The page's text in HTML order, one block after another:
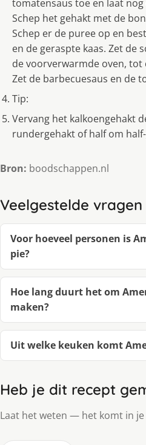
tomatensaus toe en laat
Schep het gehakt met de
Schep er de puree op en
en de geraspte kaas. Zet de
de voorverwarmde oven,
Zet de barbecuesaus en de
Tip:
Vervang het kalkoengehakt
rundergehakt of half om
Bron: boodschappen.nl
Veelgestelde vragen
Voor hoeveel personen is
pie?
Hoe lang duurt het om
maken?
Uit welke keuken komt
Heb je dit recept
Laat het weten — het komt in